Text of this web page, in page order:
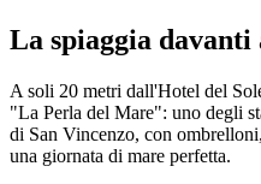
La spiaggia
A soli 20 metri dall'Hotel del
"La Perla del Mare": uno degli
di San Vincenzo, con
una giornata di mare perfetta.